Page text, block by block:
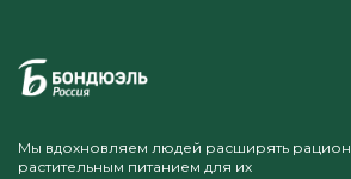
Мы вдохновляем людей расширять рацион
растительным питанием для их